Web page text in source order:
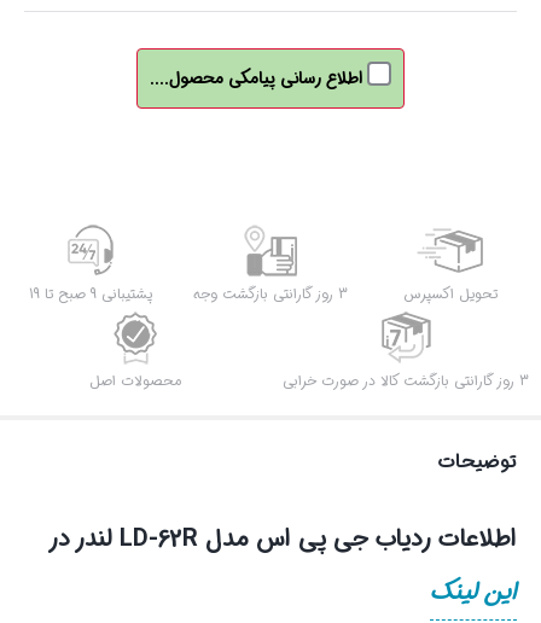
اطلاع رسانی پیامکی محصول....
تحویل اکسپرس 3 روز گارانتی بازگشت وجه پشتیبانی 9 صبح تا 19
3 روز گارانتی بازگشت کالا در صورت خرابی محصولات اصل
توضیحات
اطلاعات ردیاب جی پی اس مدل LD-62R لندر در
این لینک